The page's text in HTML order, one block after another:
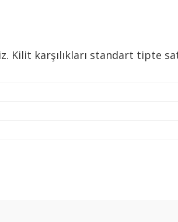
Kilit karşılıkları standart tipte